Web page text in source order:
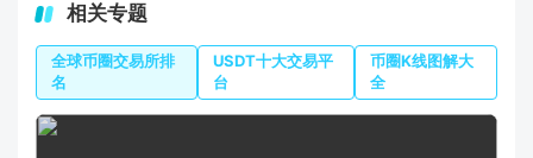
相关专题
全球币圈交易所排
名
USDT十大交易平
台
币圈K线图解大
全